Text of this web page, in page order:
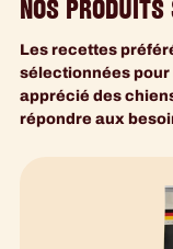
NOS
Les recettes
sélectionnées
apprécié des
répondre aux